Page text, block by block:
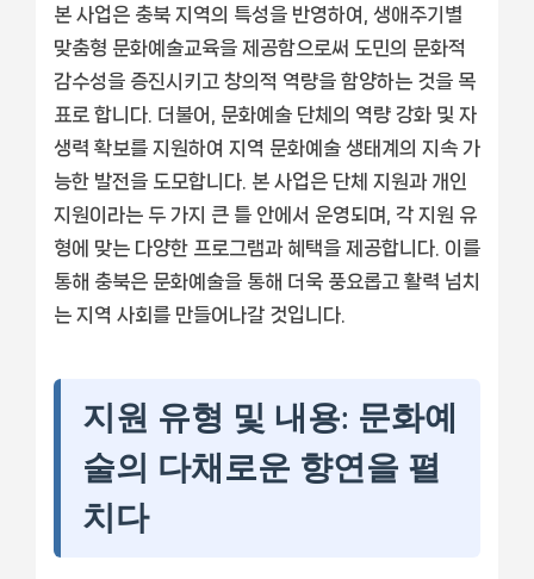
본 사업은 충북 지역의 특성을 반영하여, 생애주기별
맞춤형 문화예술교육을 제공함으로써 도민의 문화적
감수성을 증진시키고 창의적 역량을 함양하는 것을 목
표로 합니다. 더불어, 문화예술 단체의 역량 강화 및 자
생력 확보를 지원하여 지역 문화예술 생태계의 지속 가
능한 발전을 도모합니다. 본 사업은 단체 지원과 개인
지원이라는 두 가지 큰 틀 안에서 운영되며, 각 지원 유
형에 맞는 다양한 프로그램과 혜택을 제공합니다. 이를
통해 충북은 문화예술을 통해 더욱 풍요롭고 활력 넘치
는 지역 사회를 만들어나갈 것입니다.
지원 유형 및 내용: 문화예
술의 다채로운 향연을 펼
치다